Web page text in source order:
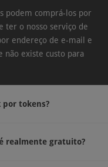
podem comprá-los por
ter o nosso serviço de
endereço de e-mail e
não existe custo para
por tokens?
realmente gratuito?